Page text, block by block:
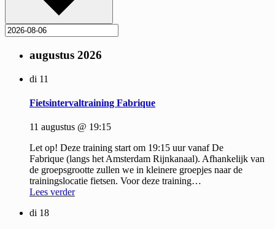
augustus 2026
di 11
Fietsintervaltraining Fabrique
11 augustus @ 19:15
Let op! Deze training start om 19:15 uur vanaf De
Fabrique (langs het Amsterdam Rijnkanaal). Afhankelijk van
de groepsgrootte zullen we in kleinere groepjes naar de
trainingslocatie fietsen. Voor deze training…
Lees verder
di 18